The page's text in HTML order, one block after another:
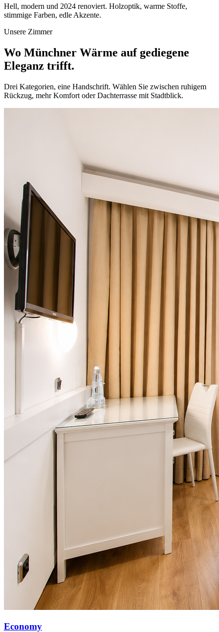
Hell, modern und 2024 renoviert. Holzoptik, warme Stoffe,
stimmige Farben, edle Akzente.
Unsere Zimmer
Wo Münchner Wärme auf gediegene
Eleganz trifft.
Drei Kategorien, eine Handschrift. Wählen Sie zwischen ruhigem
Rückzug, mehr Komfort oder Dachterrasse mit Stadtblick.
Economy